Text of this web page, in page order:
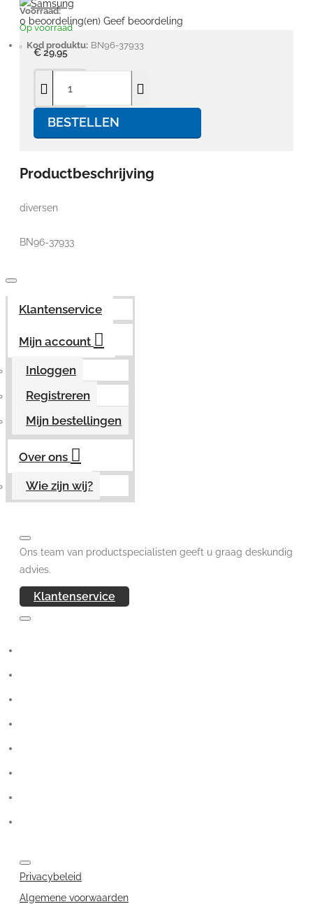
Voorraad:
Op voorraad
Kod produktu: BN96-37933
0 beoordeling(en) Geef beoordeling
€ 29,95
BESTELLEN
Productbeschrijving
diversen
BN96-37933
Klantenservice
Mijn account
Inloggen
Registreren
Mijn bestellingen
Over ons
Wie zijn wij?
Ons team van productspecialisten geeft u graag deskundig
advies.
Klantenservice
Privacybeleid
Algemene voorwaarden